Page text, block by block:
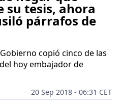
su tesis, ahora
párrafos de
copió cinco de las
hoy embajador de
20 Sep 2018 - 06:31 CET